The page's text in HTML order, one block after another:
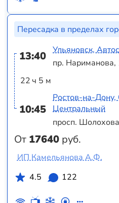
Пересадка в пределах
13:40
22 ч 5 м
10:45
От 17640 руб.
Ульяновск,
пр. Нариманова,
Ростов-на-Дону,
Центральный
просп.
ИП Камельянова А.Ф.
4.5
122